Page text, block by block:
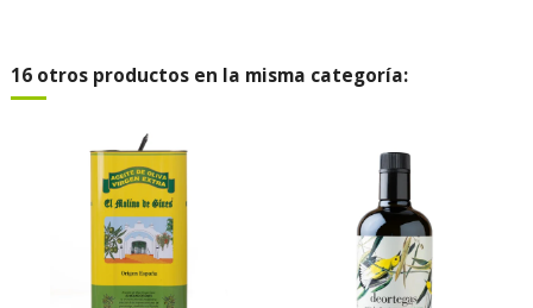
16 otros productos en la misma categoría: